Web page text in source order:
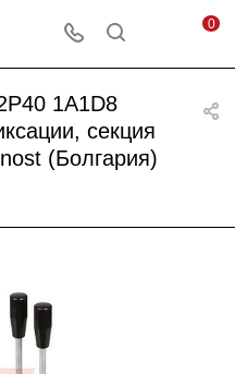
0
1A1D8
секция
(Болгария)